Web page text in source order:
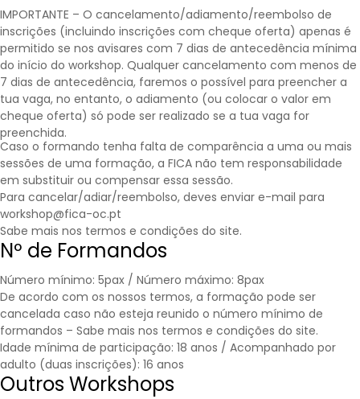
IMPORTANTE – O cancelamento/adiamento/reembolso de
inscrições (incluindo inscrições com cheque oferta) apenas é
permitido se nos avisares com 7 dias de antecedência mínima
do início do workshop. Qualquer cancelamento com menos de
7 dias de antecedência, faremos o possível para preencher a
tua vaga, no entanto, o adiamento (ou colocar o valor em
cheque oferta) só pode ser realizado se a tua vaga for
preenchida.
Caso o formando tenha falta de comparência a uma ou mais
sessões de uma formação, a FICA não tem responsabilidade
em substituir ou compensar essa sessão.
Para cancelar/adiar/reembolso, deves enviar e-mail para
workshop@fica-oc.pt
Sabe mais nos termos e condições do site.
Nº de Formandos
Número mínimo: 5pax / Número máximo: 8pax
De acordo com os nossos termos, a formação pode ser
cancelada caso não esteja reunido o número mínimo de
formandos – Sabe mais nos termos e condições do site.
Idade mínima de participação: 18 anos / Acompanhado por
adulto (duas inscrições): 16 anos
Outros Workshops